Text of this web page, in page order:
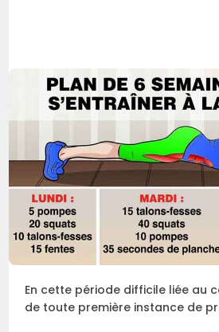
En cette période difficile liée au
de toute première instance de